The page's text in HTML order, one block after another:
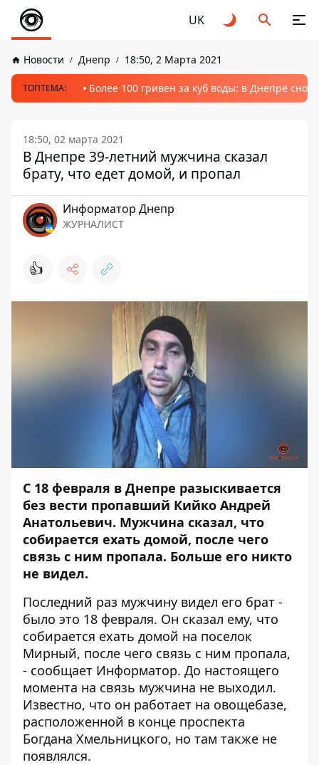
UK
Новости Днепр 18:50, 2 Марта 2021
ТОПТЕМА: Более 100 гривен за куб воды: в Днепре
18:50, 02 марта 2021
В Днепре 39-летний мужчина сказал
брату, что едет домой, и пропал
Информатор Днепр
ЖУРНАЛИСТ
👍
С 18 февраля в Днепре разыскивается
без вести пропавший Кийко Андрей
Анатольевич. Мужчина сказал, что
собирается ехать домой, после чего
связь с ним пропала. Больше его никто
не видел.
Последний раз мужчину видел его брат -
было это 18 февраля. Он сказал ему, что
собирается ехать домой на поселок
Мирный, после чего связь с ним пропала,
- сообщает Информатор. До настоящего
момента на связь мужчина не выходил.
Известно, что он работает на овощебазе,
расположенной в конце проспекта
Богдана Хмельницкого, но там также не
появлялся.